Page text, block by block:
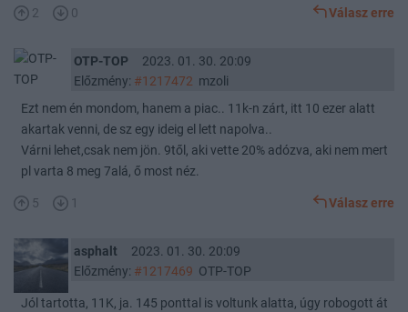
2 0 Válasz erre
OTP-TOP
2023. 01. 30. 20:09
Előzmény: #1217472 mzoli
Ezt nem én mondom, hanem a piac.. 11k-n zárt, itt 10 ezer alatt
akartak venni, de sz egy ideig el lett napolva..
Várni lehet,csak nem jön. 9től, aki vette 20% adózva, aki nem mert
pl varta 8 meg 7alá, ő most néz.
5 1 Válasz erre
asphalt
2023. 01. 30. 20:09
Előzmény: #1217469 OTP-TOP
Jól tartotta, 11K, ja. 145 ponttal is voltunk alatta, úgy robogott át